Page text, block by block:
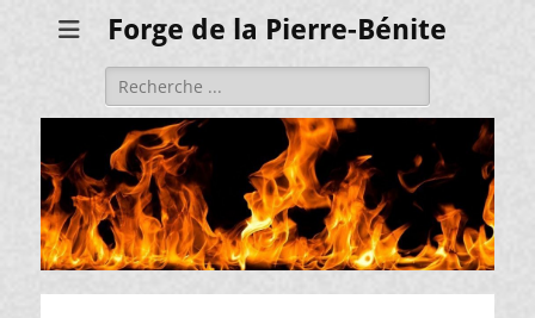
Forge de la Pierre-Bénite
Rechercher :